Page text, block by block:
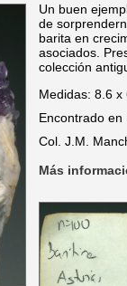
Un buen
de
barita en
asociados.
colección
Medidas: 8.6 x
Encontrado en
Col. J.M.
Más